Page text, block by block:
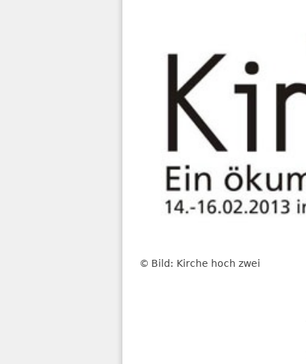
Bild: Kirche hoch zwei